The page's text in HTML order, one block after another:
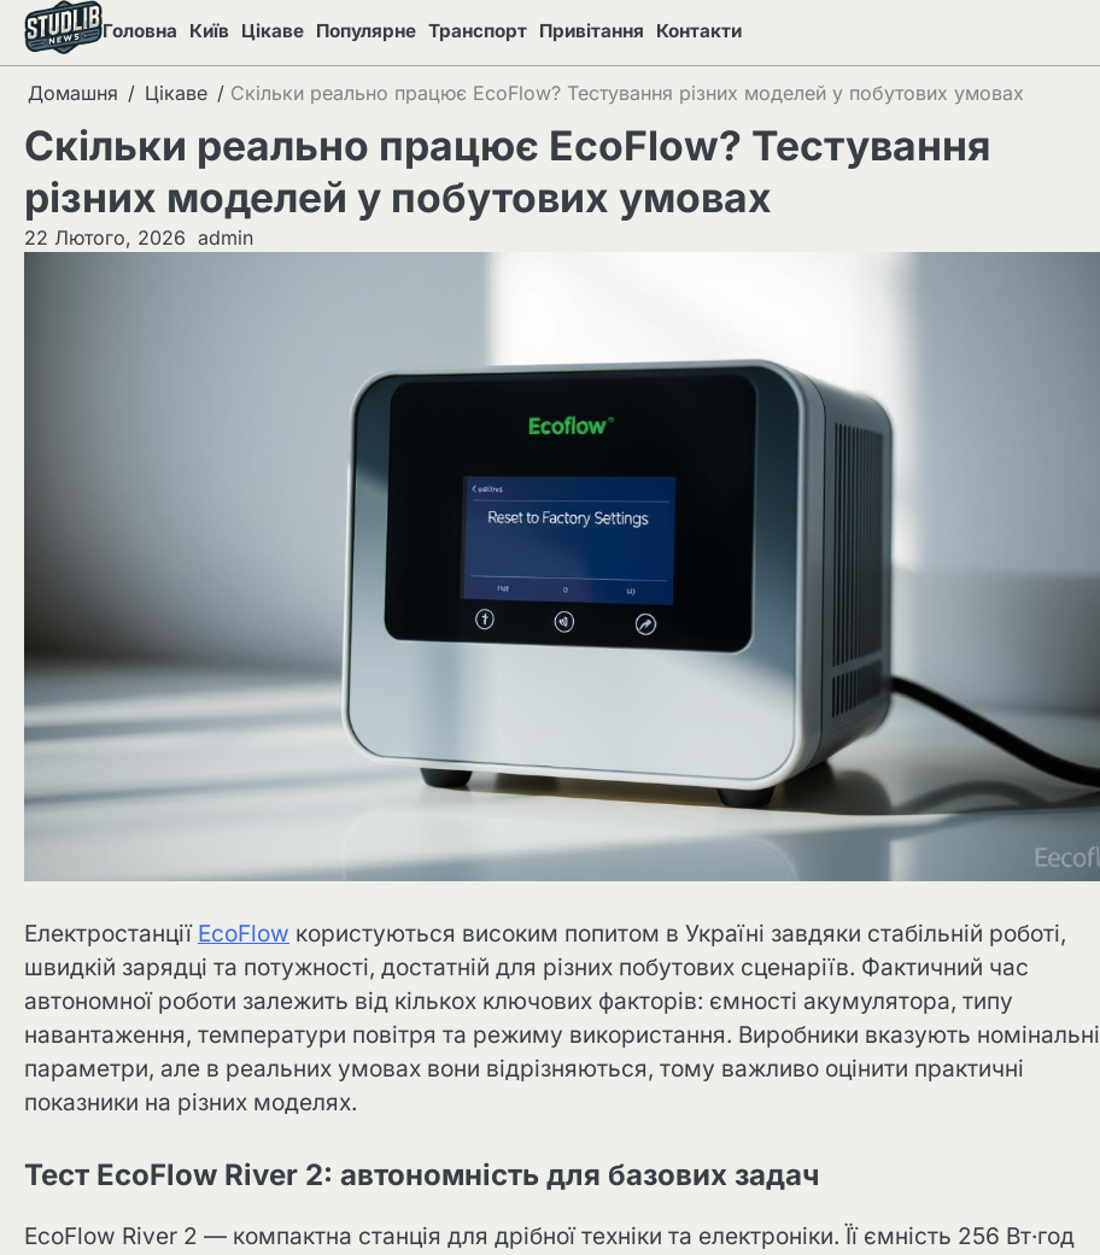
Перейти
вмісту
Головна Київ Цікаве Популярне Транспорт Привітання Контакти
Домашня Цікаве Скільки реально працює EcoFlow? Тестування різних моделей у побутових умовах
Скільки реально працює EcoFlow? Тестування
різних моделей у побутових умовах
22 Лютого, 2026 admin
Електростанції EcoFlow користуються високим попитом в Україні завдяки стабільній роботі,
швидкій зарядці та потужності, достатній для різних побутових сценаріїв. Фактичний час
автономної роботи залежить від кількох ключових факторів: ємності акумулятора, типу
навантаження, температури повітря та режиму використання. Виробники вказують номінальні
параметри, але в реальних умовах вони відрізняються, тому важливо оцінити практичні
показники на різних моделях.
Тест EcoFlow River 2: автономність для базових задач
EcoFlow River 2 — компактна станція для дрібної техніки та електроніки. Її ємність 256 Вт·год